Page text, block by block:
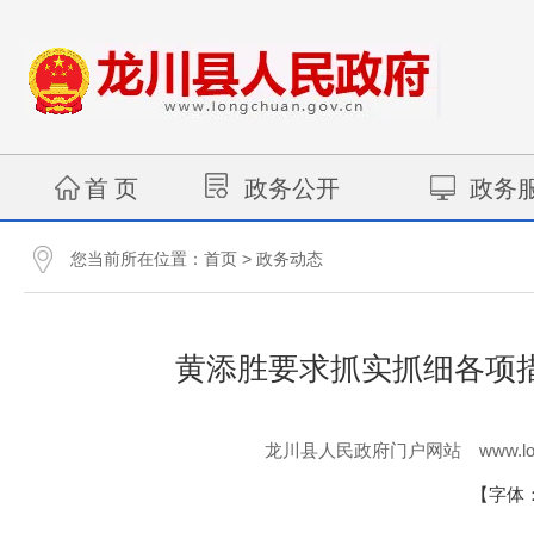
首 页 政务公开 政务
您当前所在位置： 首页 > 政务动态
黄添胜要求抓实抓细各项
龙川县人民政府门户网站
【字体